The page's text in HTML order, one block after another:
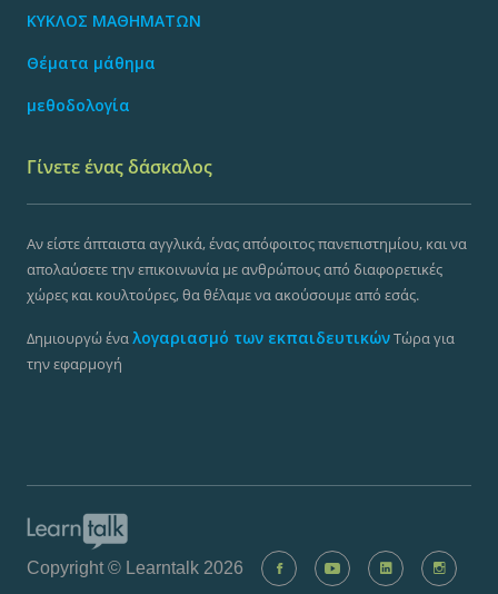
ΚΥΚΛΟΣ ΜΑΘΗΜΑΤΩΝ
Θέματα μάθημα
μεθοδολογία
Γίνετε ένας δάσκαλος
Αν είστε άπταιστα αγγλικά, ένας απόφοιτος πανεπιστημίου, και να
απολαύσετε την επικοινωνία με ανθρώπους από διαφορετικές
χώρες και κουλτούρες, θα θέλαμε να ακούσουμε από εσάς.
Δημιουργώ ένα λογαριασμό των εκπαιδευτικώνΤώρα για
την εφαρμογή
Copyright © Learntalk 2026